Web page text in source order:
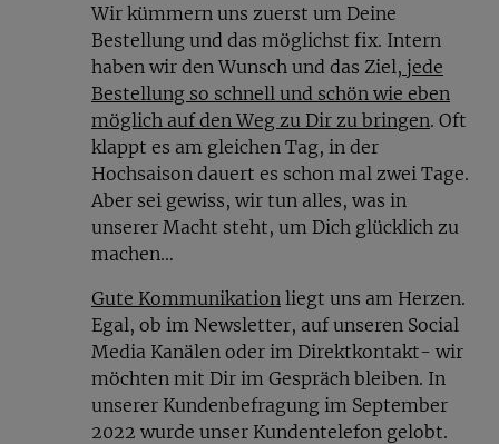
Wir kümmern uns zuerst um Deine
Bestellung und das möglichst fix. Intern
haben wir den Wunsch und das Ziel, jede
Bestellung so schnell und schön wie eben
möglich auf den Weg zu Dir zu bringen. Oft
klappt es am gleichen Tag, in der
Hochsaison dauert es schon mal zwei Tage.
Aber sei gewiss, wir tun alles, was in
unserer Macht steht, um Dich glücklich zu
machen…
Gute Kommunikation liegt uns am Herzen.
Egal, ob im Newsletter, auf unseren Social
Media Kanälen oder im Direktkontakt- wir
möchten mit Dir im Gespräch bleiben. In
unserer Kundenbefragung im September
2022 wurde unser Kundentelefon gelobt.